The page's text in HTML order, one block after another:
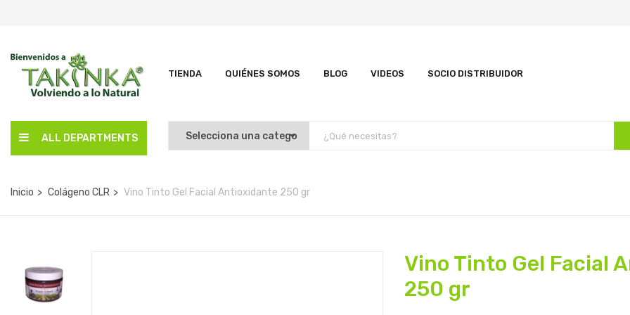
TIENDA QUIÉNES SOMOS BLOG VIDEOS SOCIO DISTRIBUIDOR
ALL DEPARTMENTS
Inicio Colágeno CLR Vino Tinto Gel Facial Antioxidante 250 gr
Vino Tinto Gel Facial
250 gr